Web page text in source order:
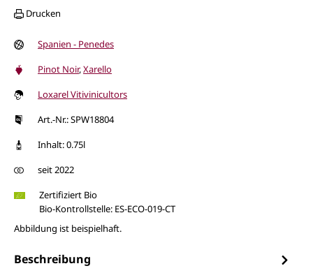
Drucken
Spanien - Penedes
Pinot Noir,Xarello
Loxarel Vitivinicultors
Art.-Nr.: SPW18804
Inhalt: 0.75l
seit 2022
Zertifiziert Bio
Bio-Kontrollstelle: ES-ECO-019-CT
Abbildung ist beispielhaft.
Beschreibung